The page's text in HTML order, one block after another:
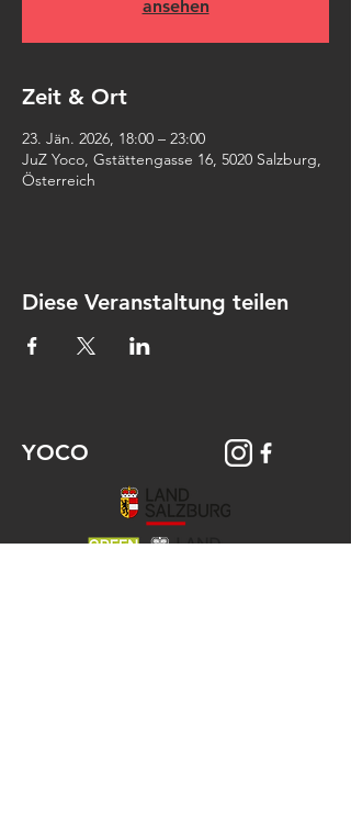
ansehen
Zeit & Ort
23. Jän. 2026, 18:00 – 23:00
JuZ Yoco, Gstättengasse 16, 5020 Salzburg,
Österreich
Diese Veranstaltung teilen
YOCO